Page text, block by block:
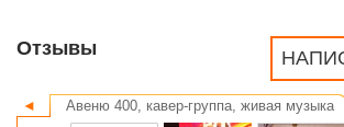
Отзывы
◄ Авеню 400, кавер-группа, живая музыка